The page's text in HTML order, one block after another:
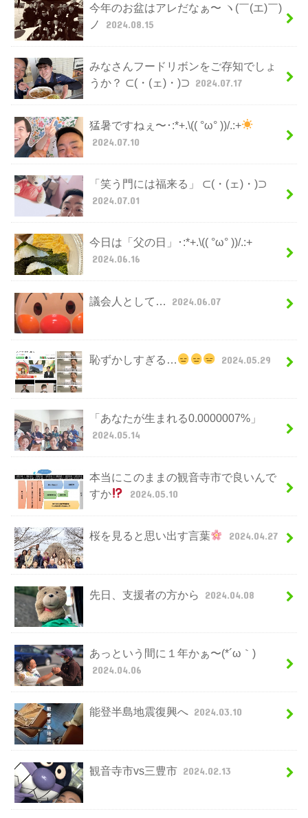
今年のお盆はアレだなぁ〜 ヽ(￣(エ)￣)
ノ
2024.08.15
みなさんフードリボンをご存知でしょ
うか？ ⊂(・(ェ)・)⊃ 2024.07.17
猛暑ですねぇ〜･:*+.\(( °ω° ))/.:+
2024.07.10
「笑う門には福来る」 ⊂(・(ェ)・)⊃
2024.07.01
今日は「父の日」･:*+.\(( °ω° ))/.:+
2024.06.16
議会人として… 2024.06.07
恥ずかしすぎる… 2024.05.29
「あなたが生まれる0.0000007%」
2024.05.14
本当にこのままの観音寺市で良いんで
すか
2024.05.10
桜を見ると思い出す言葉 2024.04.27
先日、支援者の方から 2024.04.08
あっという間に１年かぁ〜(*´ω｀)
2024.04.06
能登半島地震復興へ 2024.03.10
観音寺市vs三豊市 2024.02.13